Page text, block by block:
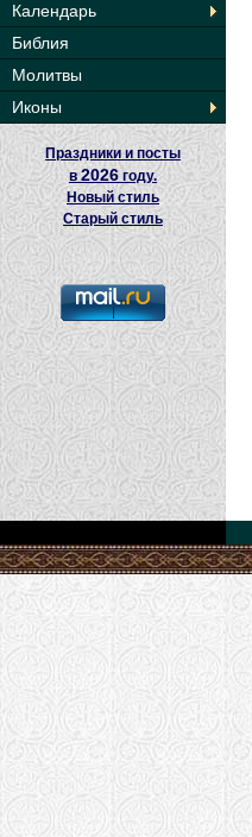
Календарь
Библия
Молитвы
Иконы
Праздники и посты
в2026 году.
Новый стиль
Старый стиль